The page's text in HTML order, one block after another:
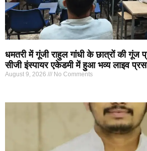
धमतरी में गूंजी राहुल गांधी के छात्रों की गूंज
सीजी इंस्पायर एकेडमी में हुआ भव्य लाइव
August 9, 2026 No Comments